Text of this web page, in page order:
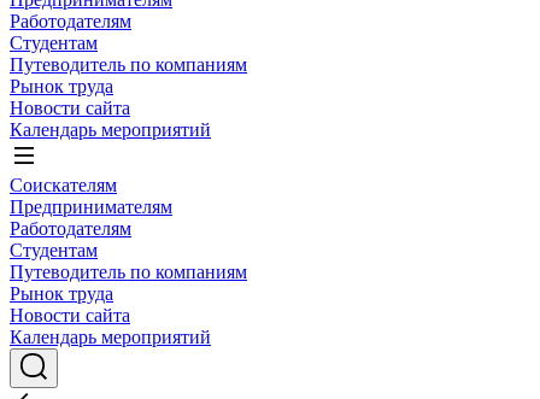
Работодателям
Студентам
Путеводитель по компаниям
Рынок труда
Новости сайта
Календарь мероприятий
Соискателям
Предпринимателям
Работодателям
Студентам
Путеводитель по компаниям
Рынок труда
Новости сайта
Календарь мероприятий